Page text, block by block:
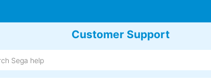
Customer Support